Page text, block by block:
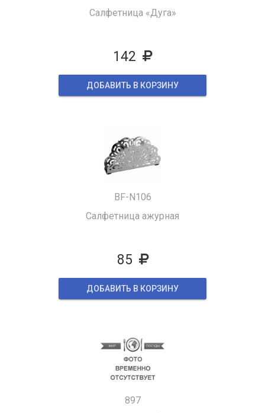
Салфетница «Дуга»
142
ДОБАВИТЬ В КОРЗИНУ
BF-N106
Салфетница ажурная
85
ДОБАВИТЬ В КОРЗИНУ
897